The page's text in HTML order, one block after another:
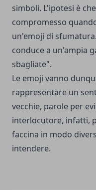
simboli. L'ipotesi è
compromesso
un'emoji di
conduce a un'ampia
sbagliate".
Le emoji vanno
rappresentare un
vecchie, parole per
interlocutore, infatti,
faccina in modo
intendere.